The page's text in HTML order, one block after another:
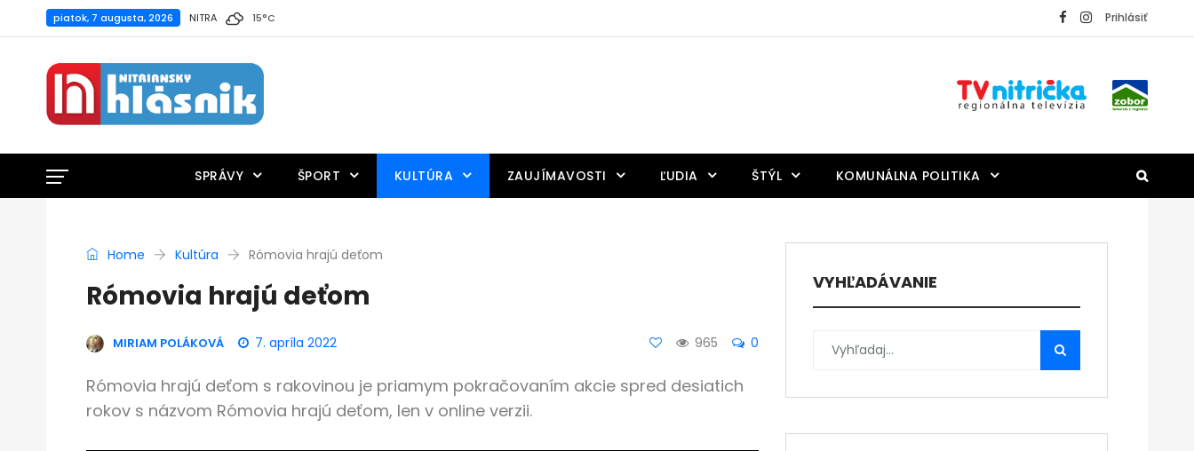
piatok, 7 augusta, 2026 NITRA 15°C Prihlásiť
SPRÁVY ŠPORT KULTÚRA ZAUJÍMAVOSTI ĽUDIA ŠTÝL KOMUNÁLNA POLITIKA
Home Kultúra Rómovia hrajú deťom
Rómovia hrajú deťom
MIRIAM POLÁKOVÁ 7. apríla 2022 965 0
Rómovia hrajú deťom s rakovinou je priamym pokračovaním akcie spred desiatich
rokov s názvom Rómovia hrajú deťom, len v online verzii.
VYHĽADÁVANIE